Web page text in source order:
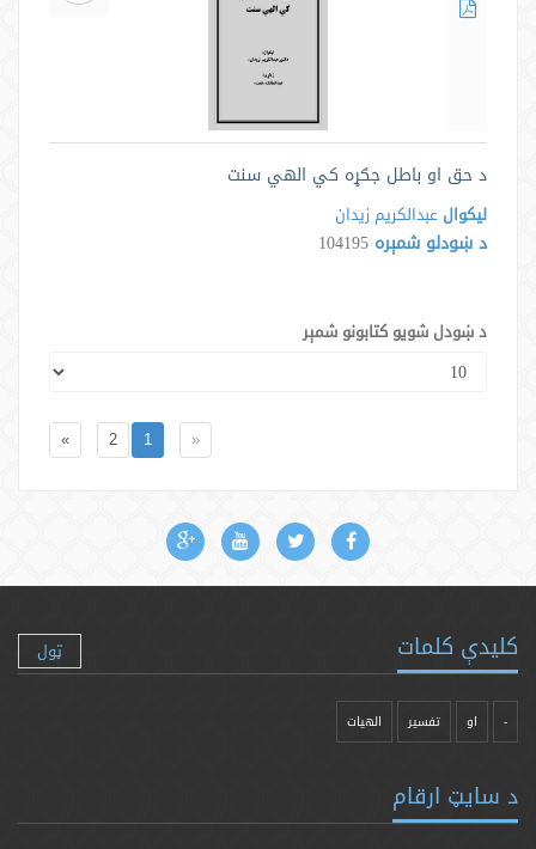
د حق او باطل جګړه کي الهي سنت
لیکوال عبدالکریم زیدان
د ښودلو شمېره 104195
د ښودل شویو کتابونو شمېر
«
1
2
»
کلیدې کلمات ټول
- او تفسیر الهیات
د سایټ ارقام